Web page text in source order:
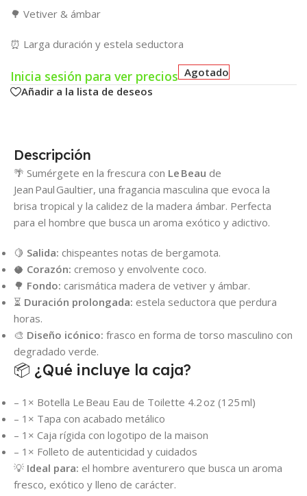
🌳 Vetiver & ámbar
⏰ Larga duración y estela seductora
Inicia sesión para ver precios Agotado
Añadir a la lista de deseos
Descripción
🌴 Sumérgete en la frescura con Le Beau de
Jean Paul Gaultier, una fragancia masculina que evoca la
brisa tropical y la calidez de la madera ámbar. Perfecta
para el hombre que busca un aroma exótico y adictivo.
🍋 Salida: chispeantes notas de bergamota.
🥥 Corazón: cremoso y envolvente coco.
🌳 Fondo: carismática madera de vetiver y ámbar.
⏳ Duración prolongada: estela seductora que perdura
horas.
🎨 Diseño icónico: frasco en forma de torso masculino con
degradado verde.
📦 ¿Qué incluye la caja?
– 1× Botella Le Beau Eau de Toilette 4.2 oz (125 ml)
– 1× Tapa con acabado metálico
– 1× Caja rígida con logotipo de la maison
– 1× Folleto de autenticidad y cuidados
💡 Ideal para: el hombre aventurero que busca un aroma
fresco, exótico y lleno de carácter.